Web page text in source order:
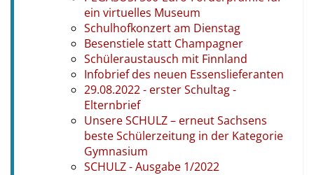
ein virtuelles Museum
Schulhofkonzert am Dienstag
Besenstiele statt Champagner
Schüleraustausch mit Finnland
Infobrief des neuen Essenslieferanten
29.08.2022 - erster Schultag -
Elternbrief
Unsere SCHULZ – erneut Sachsens
beste Schülerzeitung in der Kategorie
Gymnasium
SCHULZ - Ausgabe 1/2022